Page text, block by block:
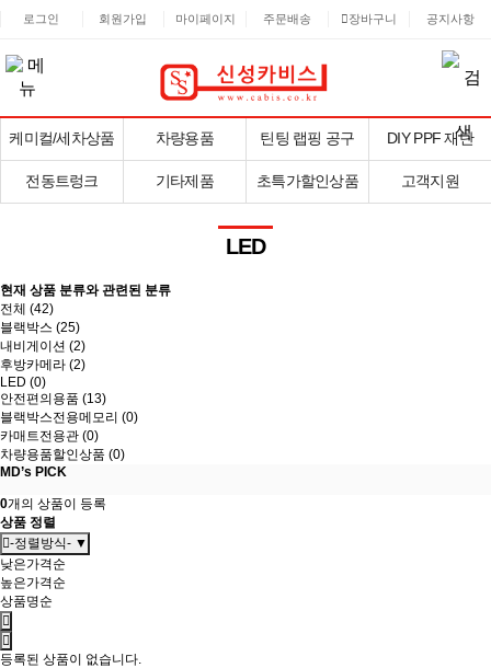
로그인 회원가입 마이페이지 주문배송 장바구니 공지사항
케미컬/세차상품 차량용품 틴팅 랩핑 공구 DIY PPF 재단
전동트렁크 기타제품 초특가할인상품 고객지원
LED
현재 상품 분류와 관련된 분류
전체 (42)
블랙박스 (25)
내비게이션 (2)
후방카메라 (2)
LED (0)
안전편의용품 (13)
블랙박스전용메모리 (0)
카매트전용관 (0)
차량용품할인상품 (0)
MD’s PICK
0개의 상품이 등록
상품 정렬
-정렬방식- ▼
낮은가격순
높은가격순
상품명순
등록된 상품이 없습니다.